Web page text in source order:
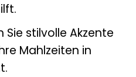
Sie stilvolle Akzente
Mahlzeiten in